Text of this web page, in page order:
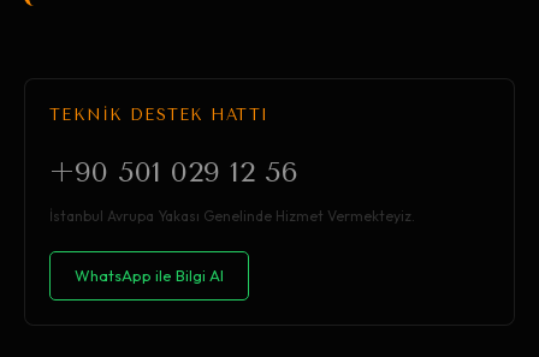
TEKNİK DESTEK HATTI
+90 501 029 12 56
İstanbul Avrupa Yakası Genelinde Hizmet Vermekteyiz.
WhatsApp ile Bilgi Al